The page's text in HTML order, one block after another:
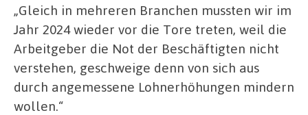
„Gleich in mehreren Branchen mussten wir im
Jahr 2024 wieder vor die Tore treten, weil die
Arbeitgeber die Not der Beschäftigten nicht
verstehen, geschweige denn von sich aus
durch angemessene Lohnerhöhungen mindern
wollen.“